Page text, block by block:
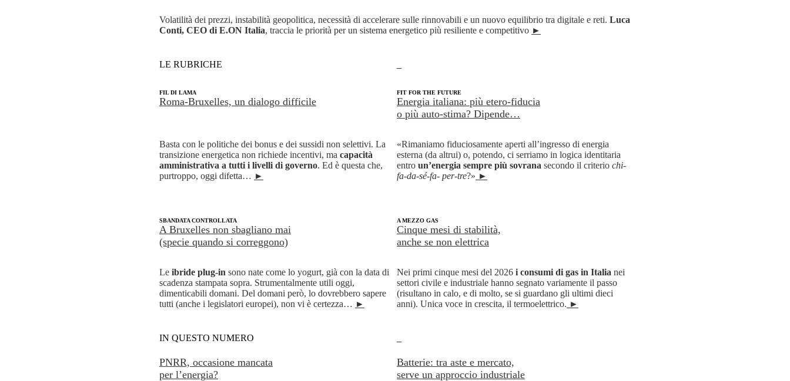
Volatilità dei prezzi, instabilità geopolitica, necessità di accelerare sulle rinnovabili e un nuovo equilibrio tra digitale e reti. Luca
Conti, CEO di E.ON Italia, traccia le priorità per un sistema energetico più resiliente e competitivo ►
LE RUBRICHE
FIL DI LAMA
Roma-Bruxelles, un dialogo difficile
Basta con le politiche dei bonus e dei sussidi non selettivi. La
transizione energetica non richiede incentivi, ma capacità
amministrativa a tutti i livelli di governo. Ed è questa che,
purtroppo, oggi difetta… ►
SBANDATA CONTROLLATA
A Bruxelles non sbagliano mai
(specie quando si correggono)
Le ibride plug-in sono nate come lo yogurt, già con la data di
scadenza stampata sopra. Strumentalmente utili oggi,
dimenticabili domani. Del domani però, lo dovrebbero sapere
tutti (anche i legislatori europei), non vi è certezza… ►
FIT FOR THE FUTURE
Energia italiana: più etero-fiducia
o più auto-stima? Dipende…
«Rimaniamo fiduciosamente aperti all’ingresso di energia
esterna (da altrui) o, potendo, ci serriamo in logica identitaria
entro un’energia sempre più sovrana secondo il criterio chi-
fa-da-sé-fa- per-tre?» ►
A MEZZO GAS
Cinque mesi di stabilità,
anche se non elettrica
Nei primi cinque mesi del 2026 i consumi di gas in Italia nei
settori civile e industriale hanno segnato variamente il passo
(risultano in calo, e di molto, se si guardano gli ultimi dieci
anni). Unica voce in crescita, il termoelettrico. ►
IN QUESTO NUMERO
PNRR, occasione mancata
per l’energia?
Batterie: tra aste e mercato,
serve un approccio industriale